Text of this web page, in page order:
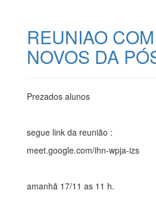
REUNIAO
NOVOS DA
Prezados alunos
segue link da reunião :
meet.google.com/ihn-wpja-izs
amanhã 17/11 as 11 h.